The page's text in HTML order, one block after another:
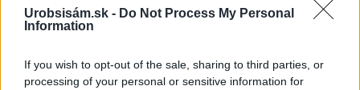
Urobsisám.sk - Do Not Process My Personal
Information
If you wish to opt-out of the sale, sharing to third parties, or
processing of your personal or sensitive information for